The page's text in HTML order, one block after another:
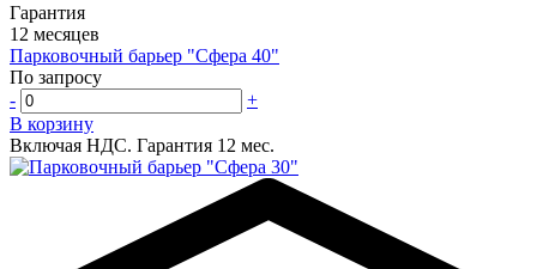
Гарантия
12 месяцев
Парковочный барьер "Сфера 40"
По запросу
-
+
В корзину
Включая НДС. Гарантия 12 мес.